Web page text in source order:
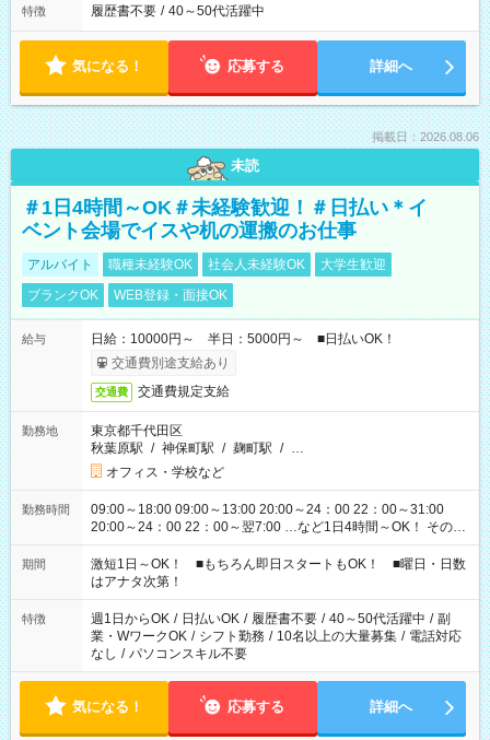
特徴 履歴書不要 / 40～50代活躍中
気になる！ 応募する 詳細へ
掲載日：2026.08.06
未読
＃1日4時間～OK＃未経験歓迎！＃日払い＊イ
ベント会場でイスや机の運搬のお仕事
アルバイト 職種未経験OK 社会人未経験OK
大学生歓迎
ブランクOK
WEB登録・面接OK
給与
日給：10000円～ 半日：5000円～ ■日払いOK！
交通費別途支給あり
交通費 交通費規定支給
勤務地
東京都千代田区
秋葉原駅 / 神保町駅 / 麹町駅 / …
オフィス・学校など
勤務時間
09:00～18:00 09:00～13:00 20:00～24：00 22：00～31:00
20:00～24：00 22：00～翌7:00 …など1日4時間～OK！ その他
シフトもございます！ お気軽にご相談ください！
期間
激短1日～OK！ ■もちろん即日スタートもOK！ ■曜日・日数
はアナタ次第！
特徴 週1日からOK / 日払いOK / 履歴書不要 / 40～50代活躍中 / 副
業・WワークOK / シフト勤務 / 10名以上の大量募集 / 電話対応
なし / パソコンスキル不要
気になる！ 応募する 詳細へ